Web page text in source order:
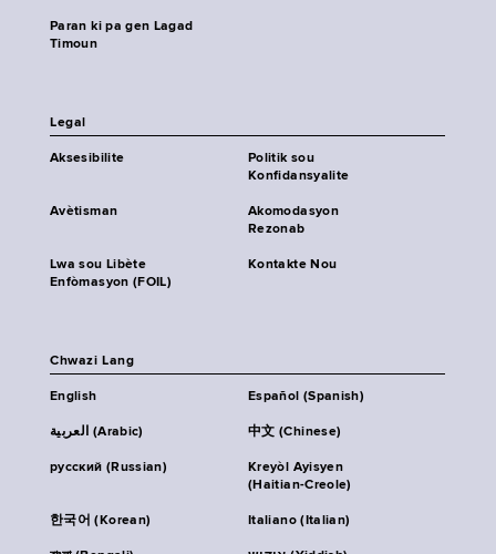
Paran ki pa gen Lagad
Timoun
Legal
Aksesibilite
Politik sou
Konfidansyalite
Avètisman
Akomodasyon
Rezonab
Lwa sou Libète
Enfòmasyon (FOIL)
Kontakte Nou
Chwazi Lang
English Español (Spanish)
العربية (Arabic) 中文 (Chinese)
русский (Russian)
Kreyòl Ayisyen
(Haitian-Creole)
한국어 (Korean) Italiano (Italian)